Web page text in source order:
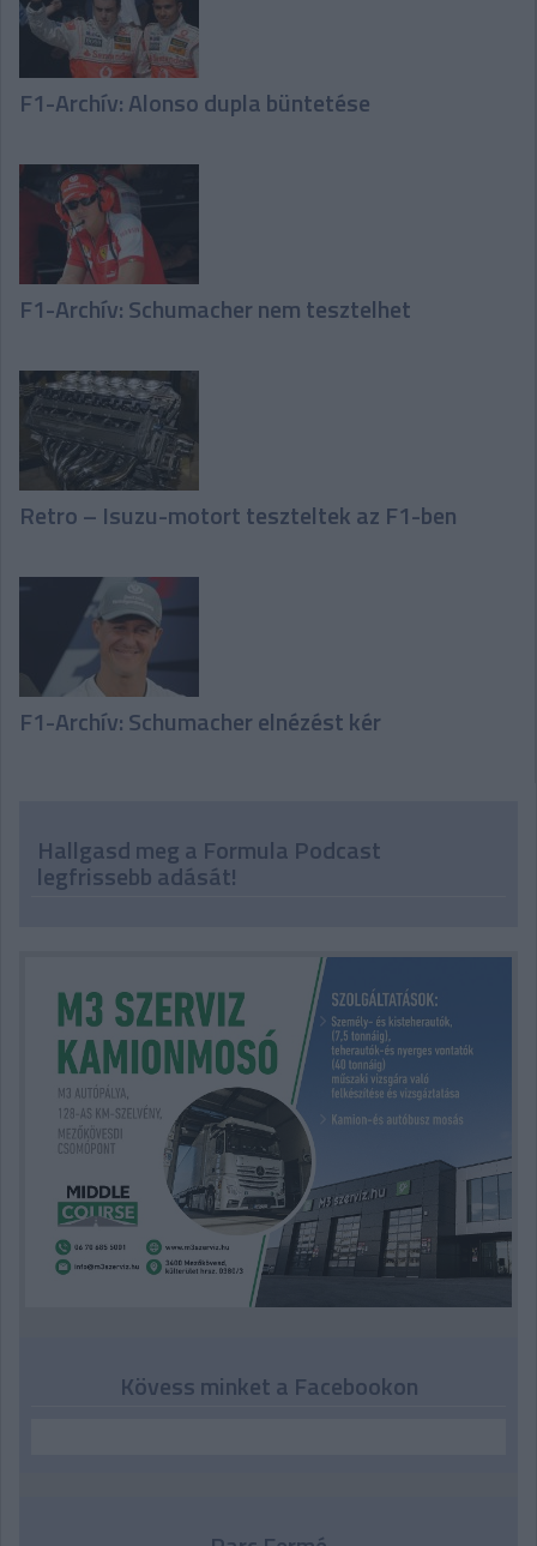
F1-Archív: Alonso dupla büntetése
F1-Archív: Schumacher nem tesztelhet
Retro – Isuzu-motort teszteltek az F1-ben
F1-Archív: Schumacher elnézést kér
Hallgasd meg a Formula Podcast
legfrissebb adását!
Kövess minket a Facebookon